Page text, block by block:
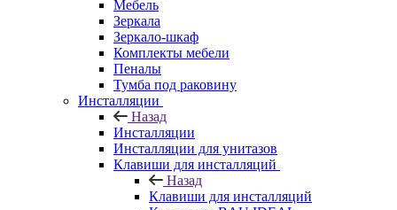
Мебель
Зеркала
Зеркало-шкаф
Комплекты мебели
Пеналы
Тумба под раковину
Инсталляции
Назад
Инсталляции
Инсталляции для унитазов
Клавиши для инсталляций
Назад
Клавиши для инсталляций